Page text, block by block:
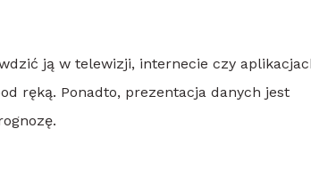
ją w telewizji, internecie czy
ręką. Ponadto, prezentacja danych jest